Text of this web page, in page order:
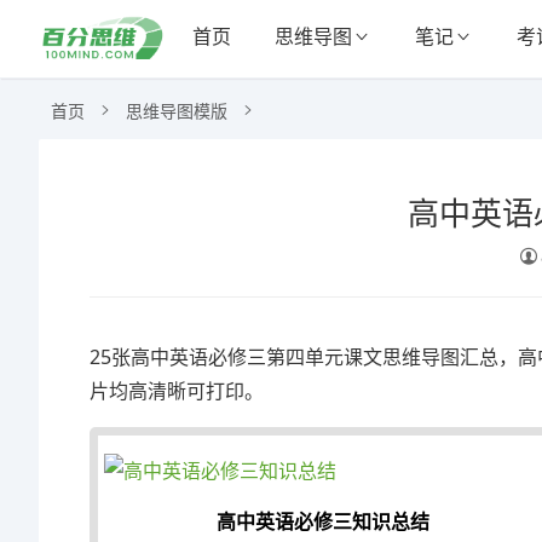
首页 思维导图 笔记 考
首页 思维导图模版
高中英
25张高中英语必修三第四单元课文思维导图汇总，
片均高清晰可打印。
高中英语必修三知识总结